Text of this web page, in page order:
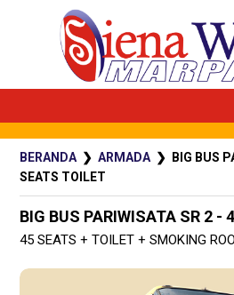
BERANDA ❯ARMADA ❯ BIG BUS
SEATS TOILET
BIG BUS PARIWISATA SR 2 -
45 SEATS + TOILET + SMOKING